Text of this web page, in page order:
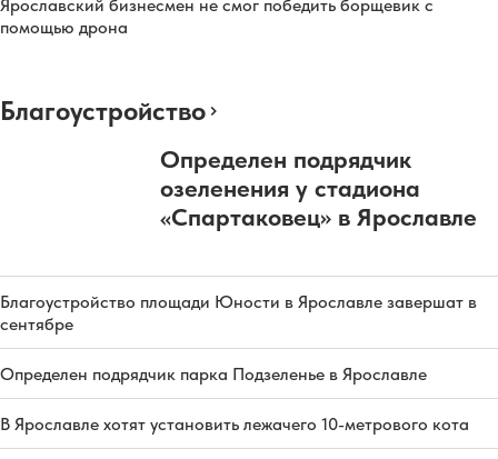
Ярославский бизнесмен не смог победить борщевик с
помощью дрона
Благоустройство
Определен подрядчик
озеленения у стадиона
«Спартаковец» в Ярославле
Благоустройство площади Юности в Ярославле завершат в
сентябре
Определен подрядчик парка Подзеленье в Ярославле
В Ярославле хотят установить лежачего 10-метрового кота